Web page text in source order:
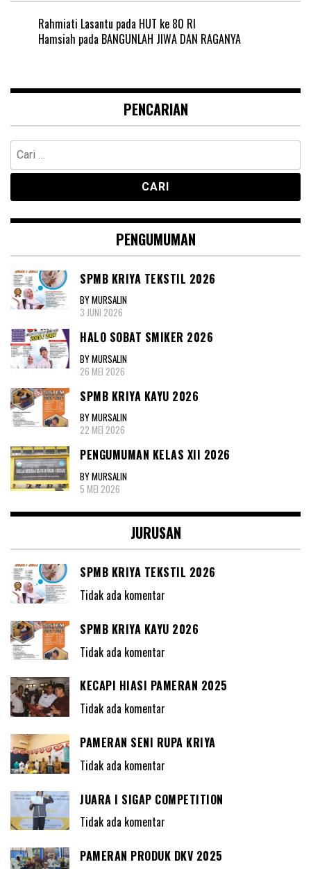
Rahmiati Lasantu pada HUT ke 80 RI
Hamsiah pada BANGUNLAH JIWA DAN RAGANYA
PENCARIAN
Cari
untuk:
PENGUMUMAN
SPMB KRIYA TEKSTIL 2026
BY MURSALIN
3 JUNI 2026
HALO SOBAT SMIKER 2026
BY MURSALIN
26 MEI 2026
SPMB KRIYA KAYU 2026
BY MURSALIN
22 MEI 2026
PENGUMUMAN KELAS XII 2026
BY MURSALIN
5 MEI 2026
JURUSAN
SPMB KRIYA TEKSTIL 2026
Tidak ada komentar
SPMB KRIYA KAYU 2026
Tidak ada komentar
KECAPI HIASI PAMERAN 2025
Tidak ada komentar
PAMERAN SENI RUPA KRIYA
Tidak ada komentar
JUARA I SIGAP COMPETITION
Tidak ada komentar
PAMERAN PRODUK DKV 2025